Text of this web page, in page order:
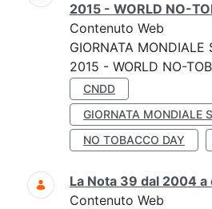
2015 - WORLD NO-
Contenuto Web
GIORNATA MONDIALE
2015 - WORLD NO-
CNDD
GIORNATA MONDIALE
NO TOBACCO DAY
La Nota 39 dal 2004 a
Contenuto Web